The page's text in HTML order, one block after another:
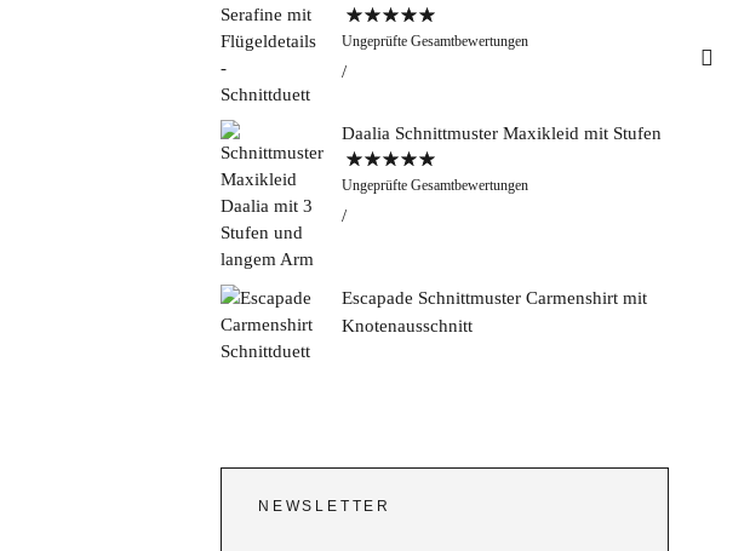
&
Bewertet mit
5.00von 5
Ungeprüfte Gesamtbewertungen
Daalia Schnittmuster Maxikleid mit Stufen
Bewertet mit
5.00von 5
Ungeprüfte Gesamtbewertungen
Escapade Schnittmuster Carmenshirt mit
Knotenausschnitt
NEWSLETTER